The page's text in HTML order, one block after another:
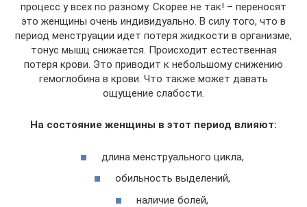
процесс у всех по разному. Скорее не так! – переносят
это женщины очень индивидуально. В силу того, что в
период менструации идет потеря жидкости в организме,
тонус мышц снижается. Происходит естественная
потеря крови. Это приводит к небольшому снижению
гемоглобина в крови. Что также может давать
ощущение слабости.
На состояние женщины в этот период влияют:
длина менструального цикла,
обильность выделений,
наличие болей,